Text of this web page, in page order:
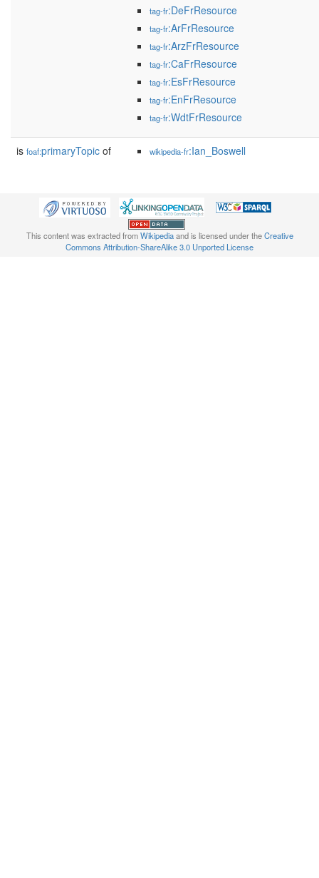
tag-fr:DeFrResource
tag-fr:ArFrResource
tag-fr:ArzFrResource
tag-fr:CaFrResource
tag-fr:EsFrResource
tag-fr:EnFrResource
tag-fr:WdtFrResource
is foaf:primaryTopic of wikipedia-fr:Ian_Boswell
This content was extracted fromWikipediaand is licensed under theCreative
Commons Attribution-ShareAlike 3.0 Unported License